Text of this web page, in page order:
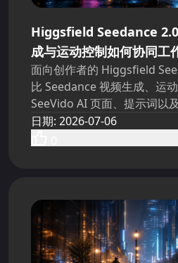
Higgsfield Seedance
成与运动控制如何协同工
面向创作者的 Higgsfield
比 Seedance 视频生成、运动
SeeVido AI 页面、提示词以
日期: 2026-07-06